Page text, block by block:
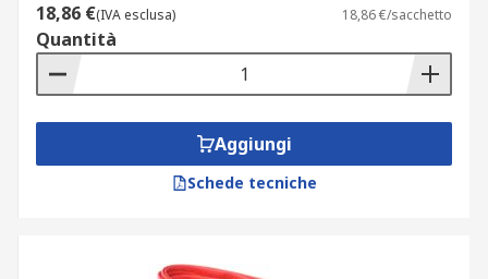
18,86 €(IVA esclusa) 18,86 €/sacchetto
Quantità
Aggiungi
Schede tecniche